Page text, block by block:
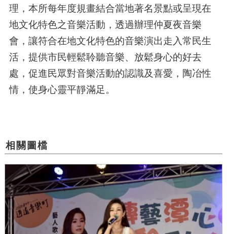
理，本所每年度規畫結合當地著名景點或呈現在
地文化特色之音樂活動，透過辦理仲夏夜音樂
會，讓符合在地文化特色的音樂演出走入常民生
活，提供市民輕鬆聆聽音樂、放鬆身心的好去
處，促進民眾對音樂活動的認識及喜愛，陶冶性
情，使身心靈平靜滿足。
相關圖檔